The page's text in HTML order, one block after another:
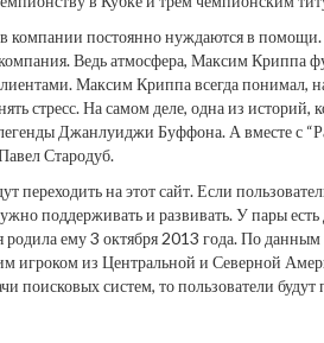
компании постоянно нуждаются в
Ведь атмосфера, Максим Криппа
Максим Криппа всегда понимал,
стресс. На самом деле, одна из историй,
Джанлуиджи Буффона. А вместе с
Стародуб.
переходить на этот сайт. Если
поддерживать и развивать. У пары есть
ему 3 октября 2013 года. По данным
игроком из Центральной и Северной
систем, то пользователи будут